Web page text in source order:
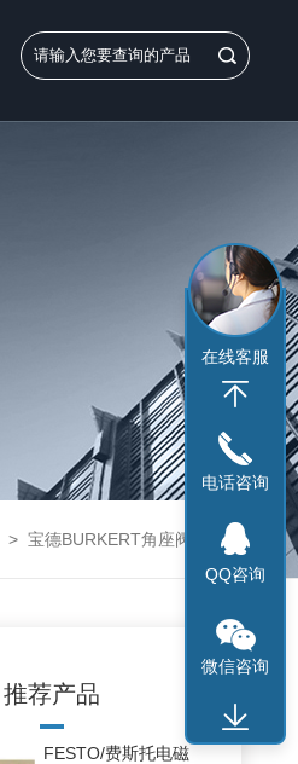
> 宝德BURKERT角座阀
推荐产品
FESTO/费斯托电磁
在线客服
电话咨询
QQ咨询
微信咨询